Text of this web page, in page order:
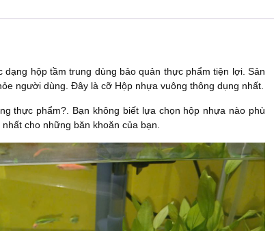
e
o
o
k
er
e
e
hộp tầm trung dùng bảo quản thực phẩm tiện lợi. Sản
người dùng. Đây là cỡ Hộp nhựa vuông thông dụng nhất.
thực phẩm?. Bạn không biết lựa chọn hộp nhựa nào phù
cho những băn khoăn của bạn.